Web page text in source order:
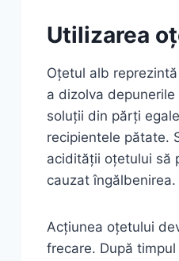
Utilizarea
Oțetul alb
a dizolva
soluții din părți
recipientele pătate.
acidității oțetului să
cauzat îngălbenirea.
Acțiunea oțetului
frecare. După